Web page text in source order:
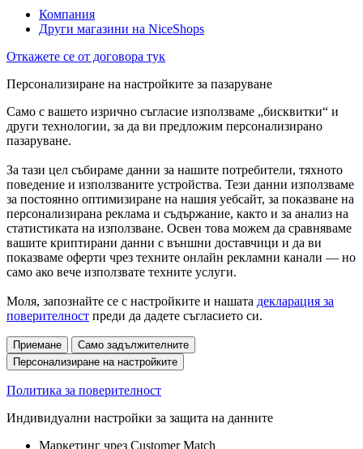
Компания
Други магазини на NiceShops
Откажете се от договора тук
Персонализиране на настройките за пазаруване
Само с вашето изрично съгласие използваме „бисквитки“ и
други технологии, за да ви предложим персонализирано
пазаруване.
За тази цел събираме данни за нашите потребители, тяхното
поведение и използваните устройства. Тези данни използваме
за постоянно оптимизиране на нашия уебсайт, за показване на
персонализирана реклама и съдържание, както и за анализ на
статистиката на използване. Освен това можем да сравняваме
вашите криптирани данни с външни доставчици и да ви
показваме оферти чрез техните онлайн рекламни канали — но
само ако вече използвате техните услуги.
Моля, запознайте се с настройките и нашата декларация за
поверителност преди да дадете съгласието си.
Приемане
Само задължителните
Персонализиране на настройките
Политика за поверителност
Индивидуални настройки за защита на данните
Маркетинг чрез Customer Match